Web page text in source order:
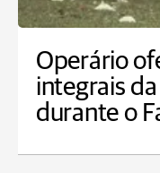
Operário
integrais da
durante o